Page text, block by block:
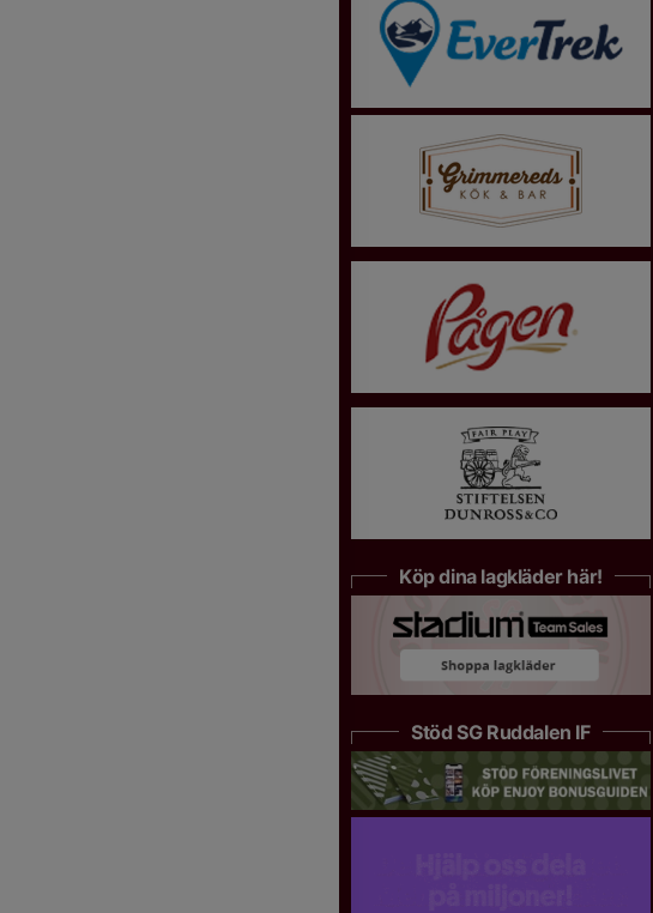
Köp dina lagkläder här!
Stöd SG Ruddalen IF